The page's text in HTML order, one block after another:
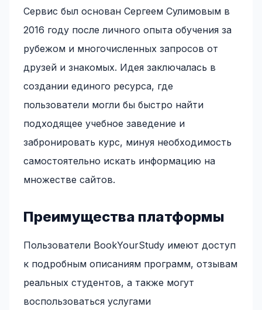
Сервис был основан Сергеем Сулимовым в
2016 году после личного опыта обучения за
рубежом и многочисленных запросов от
друзей и знакомых. Идея заключалась в
создании единого ресурса, где
пользователи могли бы быстро найти
подходящее учебное заведение и
забронировать курс, минуя необходимость
самостоятельно искать информацию на
множестве сайтов.
Преимущества платформы
Пользователи BookYourStudy имеют доступ
к подробным описаниям программ, отзывам
реальных студентов, а также могут
воспользоваться услугами